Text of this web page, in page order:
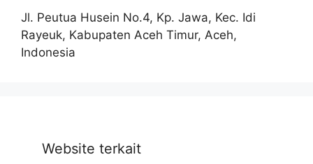
Jl. Peutua Husein No.4, Kp. Jawa, Kec. Idi
Rayeuk, Kabupaten Aceh Timur, Aceh,
Indonesia
Website terkait